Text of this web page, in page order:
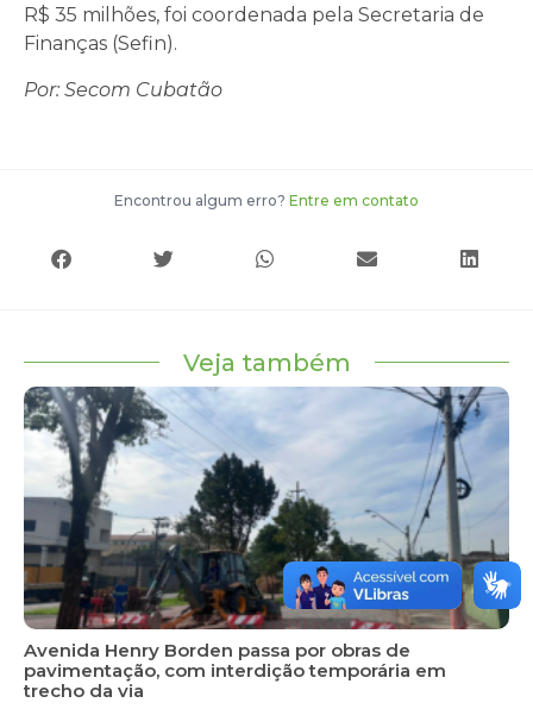
R$ 35 milhões, foi coordenada pela Secretaria de
Finanças (Sefin).
Por: Secom Cubatão
Encontrou algum erro? Entre em contato
Veja também
Avenida Henry Borden passa por obras de
pavimentação, com interdição temporária em
trecho da via